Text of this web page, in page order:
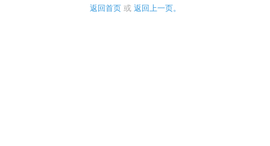
返回首页 或 返回上一页。